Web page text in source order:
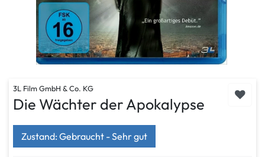
3L Film GmbH & Co. KG
Die Wächter der Apokalypse
Zustand: Gebraucht - Sehr gut